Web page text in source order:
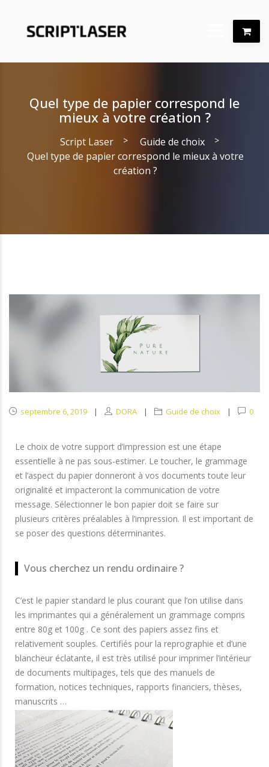
Quel type de papier correspond le
mieux à votre création ?
Script Laser > Guide de choix >
Quel type de papier correspond le mieux à votre
création ?
septembre 6, 2019 DORA Guide de choix 0
Le choix de votre support d’impression est une étape
essentielle à ne pas sous-estimer. Le toucher, le grammage
et l’aspect du papier donneront à vos documents toute leur
originalité et impacteront la communication de votre
message. Sélectionner le bon papier doit se faire sur
plusieurs critères préalables à l’impression. Il est important de
se poser des questions déterminantes.
Vous cherchez un rendu ordinaire ?
C’est le papier standard le plus courant que l’on utilise dans
les imprimantes qui a généralement un grammage compris
entre 80g et 100g . Ce sont des papiers assez fins et
relativement souples. Certifiés pour la reprographie et d’une
blancheur éclatante, il est très utilisé pour imprimer l’intérieur
de documents multipages, tels que des manuels de
formation, notices techniques, rapports financiers, thèses,
manuscrits …